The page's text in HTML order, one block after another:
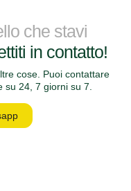
che stavi
in contatto!
cose. Puoi contattare
24, 7 giorni su 7.